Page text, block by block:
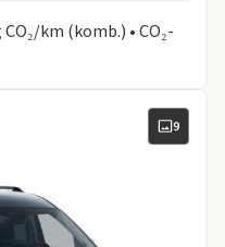
km (komb.) • CO₂-
9